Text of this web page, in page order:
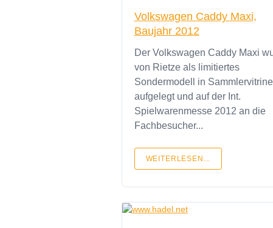
Volkswagen Caddy Maxi,
Baujahr 2012
Der Volkswagen Caddy Maxi
von Rietze als limitiertes
Sondermodell in Sammlervitrine
aufgelegt und auf der Int.
Spielwarenmesse 2012 an die
Fachbesucher...
WEITERLESEN...